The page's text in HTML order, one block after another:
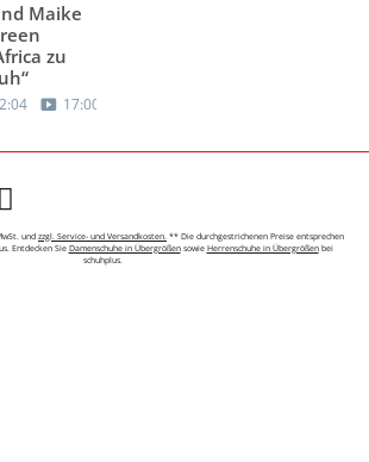
Maike
zu
17:00
und zzgl. Service- und Versandkosten. ** Die durchgestrichenen Preise entsprechen
Entdecken Sie Damenschuhe in Übergrößensowie Herrenschuhe in Übergrößenbei
schuhplus.